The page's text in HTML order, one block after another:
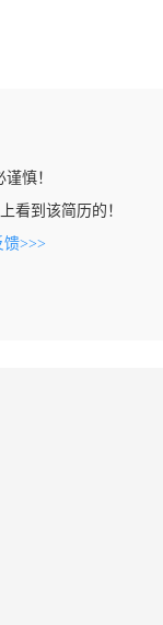
慎！
看到该简历的！
馈>>>